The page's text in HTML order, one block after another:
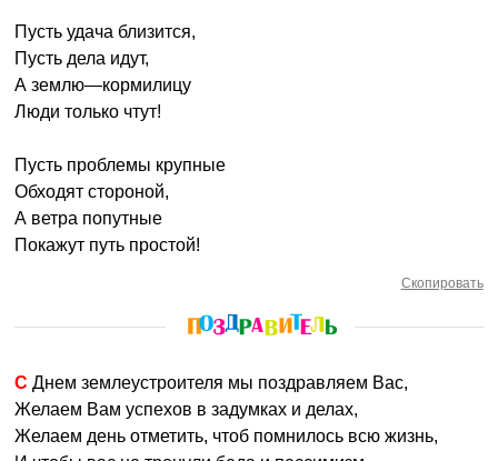
Пусть удача близится,
Пусть дела идут,
А землю—кормилицу
Люди только чтут!
Пусть проблемы крупные
Обходят стороной,
А ветра попутные
Покажут путь простой!
Скопировать
С Днем землеустроителя мы поздравляем Вас,
Желаем Вам успехов в задумках и делах,
Желаем день отметить, чтоб помнилось всю жизнь,